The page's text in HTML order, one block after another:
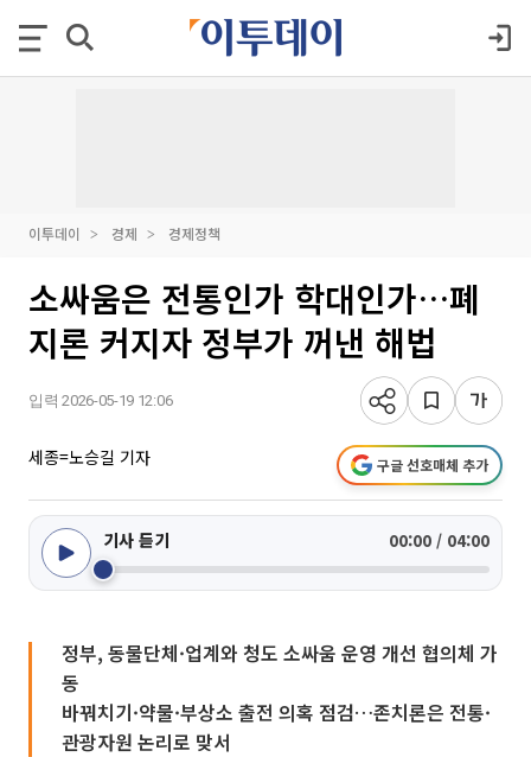
이투데이 경제 경제정책
소싸움은 전통인가 학대인가…폐
지론 커지자 정부가 꺼낸 해법
입력 2026-05-19 12:06
세종=노승길 기자 구글 선호매체 추가
기사 듣기 00:00 / 04:00
정부, 동물단체·업계와 청도 소싸움 운영 개선 협의체 가
동
바꿔치기·약물·부상소 출전 의혹 점검…존치론은 전통·
관광자원 논리로 맞서